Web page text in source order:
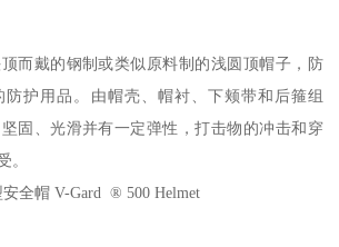
而戴的钢制或类似原料制的浅圆顶帽子，防
防护用品。由帽壳、帽衬、下颊带和后箍组
固、光滑并有一定弹性，打击物的冲击和穿
。
全帽 V-Gard ® 500 Helmet